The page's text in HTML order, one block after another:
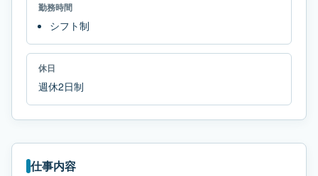
勤務時間
シフト制
休日
週休2日制
仕事内容